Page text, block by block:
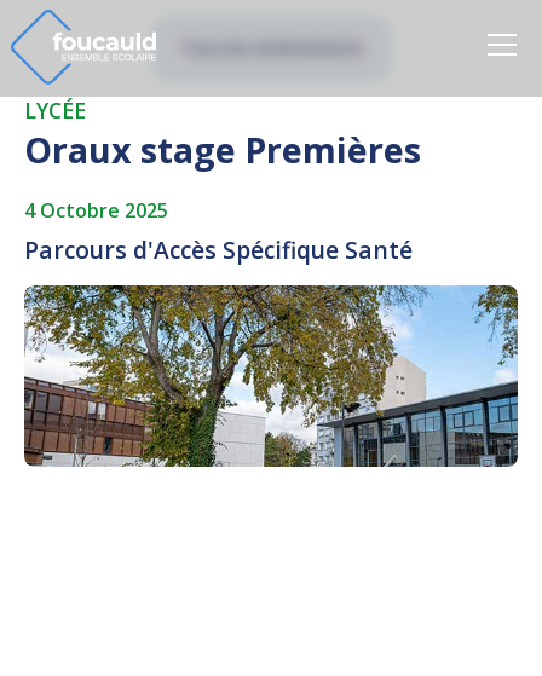
LYCÉE
Oraux stage Premières
4 Octobre 2025
Parcours d'Accès Spécifique Santé